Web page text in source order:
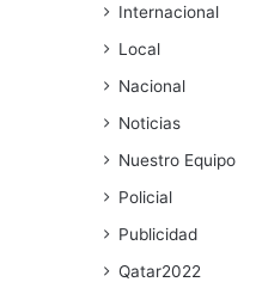
Internacional
Local
Nacional
Noticias
Nuestro Equipo
Policial
Publicidad
Qatar2022